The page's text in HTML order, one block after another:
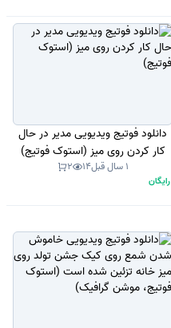
دانلود فوتیج ویدیویی مدیر در حال
کار کردن روی میز (استوک فوتیج)
1 سال قبل 14
2
رایگان